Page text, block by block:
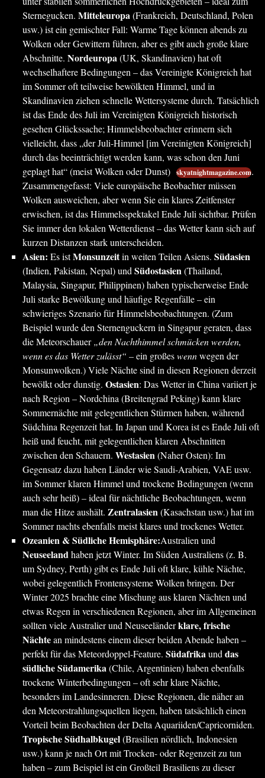
Sternegucken. Mitteleuropa(Frankreich, Deutschland, Polen
usw.) ist ein gemischter Fall: Warme Tage können abends zu
Wolken oder Gewittern führen, aber es gibt auch große klare
Abschnitte. Nordeuropa(UK, Skandinavien) hat oft
wechselhaftere Bedingungen – das Vereinigte Königreich hat
im Sommer oft teilweise bewölkten Himmel, und in
Skandinavien ziehen schnelle Wettersysteme durch. Tatsächlich
ist das Ende des Juli im Vereinigten Königreich historisch
gesehen Glückssache; Himmelsbeobachter erinnern sich
vielleicht, dass „der Juli-Himmel [im Vereinigten Königreich]
durch das beeinträchtigt werden kann, was schon den Juni
geplagt hat“ (meist Wolken oder Dunst) skyatnightmagazine.com.
Zusammengefasst: Viele europäische Beobachter müssen
Wolken ausweichen, aber wenn Sie ein klares Zeitfenster
erwischen, ist das Himmelsspektakel Ende Juli sichtbar. Prüfen
Sie immer den lokalen Wetterdienst – das Wetter kann sich auf
kurzen Distanzen stark unterscheiden.
Asien: Es istMonsunzeitin weiten Teilen Asiens. Südasien
(Indien, Pakistan, Nepal) und Südostasien(Thailand,
Malaysia, Singapur, Philippinen) haben typischerweise Ende
Juli starke Bewölkung und häufige Regenfälle – ein
schwieriges Szenario für Himmelsbeobachtungen. (Zum
Beispiel wurde den Sternenguckern in Singapur geraten, dass
die Meteorschauer„den Nachthimmel schmücken werden,
wenn es das Wetter zulässt“ – ein großeswennwegen der
Monsunwolken.) Viele Nächte sind in diesen Regionen derzeit
bewölkt oder dunstig. Ostasien: Das Wetter in China variiert je
nach Region – Nordchina (Breitengrad Peking) kann klare
Sommernächte mit gelegentlichen Stürmen haben, während
Südchina Regenzeit hat. In Japan und Korea ist es Ende Juli oft
heiß und feucht, mit gelegentlichen klaren Abschnitten
zwischen den Schauern. Westasien(Naher Osten): Im
Gegensatz dazu haben Länder wie Saudi-Arabien, VAE usw.
im Sommer klaren Himmel und trockene Bedingungen (wenn
auch sehr heiß) – ideal für nächtliche Beobachtungen, wenn
man die Hitze aushält. Zentralasien(Kasachstan usw.) hat im
Sommer nachts ebenfalls meist klares und trockenes Wetter.
Ozeanien & Südliche Hemisphäre:Australien und
Neuseelandhaben jetzt Winter. Im Süden Australiens (z. B.
um Sydney, Perth) gibt es Ende Juli oft klare, kühle Nächte,
wobei gelegentlich Frontensysteme Wolken bringen. Der
Winter 2025 brachte eine Mischung aus klaren Nächten und
etwas Regen in verschiedenen Regionen, aber im Allgemeinen
sollten viele Australier und Neuseeländerklare, frische
Nächtean mindestens einem dieser beiden Abende haben –
perfekt für das Meteordoppel-Feature. Südafrikaund das
südliche Südamerika(Chile, Argentinien) haben ebenfalls
trockene Winterbedingungen – oft sehr klare Nächte,
besonders im Landesinneren. Diese Regionen, die näher an
den Meteorstrahlungsquellen liegen, haben tatsächlich einen
Vorteil beim Beobachten der Delta Aquariiden/Capricorniden.
Tropische Südhalbkugel(Brasilien nördlich, Indonesien
usw.) kann je nach Ort mit Trocken- oder Regenzeit zu tun
haben – zum Beispiel ist ein Großteil Brasiliens zu dieser